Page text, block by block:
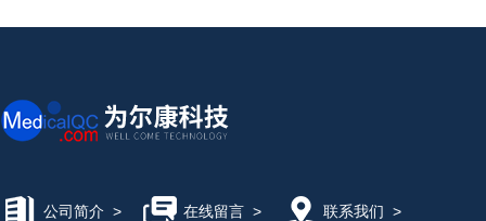
公司简介 > 在线留言> 联系我们 >